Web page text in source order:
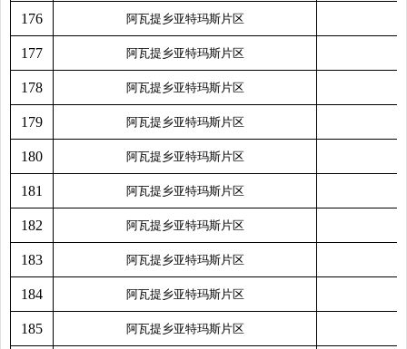
176 阿瓦提乡亚特玛斯片区
177 阿瓦提乡亚特玛斯片区
178 阿瓦提乡亚特玛斯片区
179 阿瓦提乡亚特玛斯片区
180 阿瓦提乡亚特玛斯片区
181 阿瓦提乡亚特玛斯片区
182 阿瓦提乡亚特玛斯片区
183 阿瓦提乡亚特玛斯片区
184 阿瓦提乡亚特玛斯片区
185 阿瓦提乡亚特玛斯片区